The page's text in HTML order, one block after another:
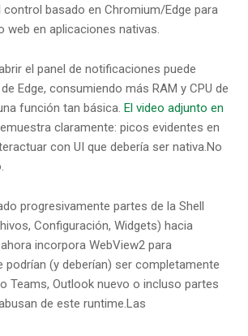
control basado en Chromium/Edge para
web en aplicaciones nativas.
el panel de notificaciones puede
Edge, consumiendo más RAM y CPU de
función tan básica. El video adjunto en
claramente: picos evidentes en
con UI que debería ser nativa.No
progresivamente partes de la Shell
Configuración, Widgets) hacia
incorpora WebView2 para
podrían (y deberían) ser completamente
Teams, Outlook nuevo o incluso partes
de este runtime.Las